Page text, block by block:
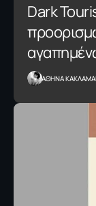
Dark
AΘΗΝΑ